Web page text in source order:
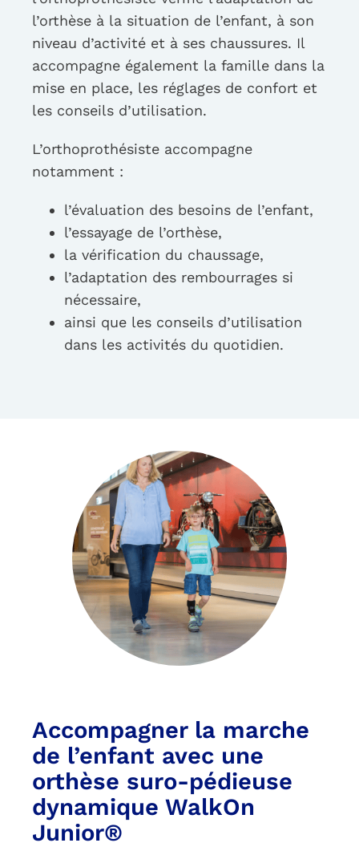
l’orthèse à la situation de l’enfant, à son
niveau d’activité et à ses chaussures. Il
accompagne également la famille dans la
mise en place, les réglages de confort et
les conseils d’utilisation.
L’orthoprothésiste accompagne
notamment :
l’évaluation des besoins de l’enfant,
l’essayage de l’orthèse,
la vérification du chaussage,
l’adaptation des rembourrages si
nécessaire,
ainsi que les conseils d’utilisation
dans les activités du quotidien.
Accompagner la marche
de l’enfant avec une
orthèse suro-pédieuse
dynamique WalkOn
Junior®